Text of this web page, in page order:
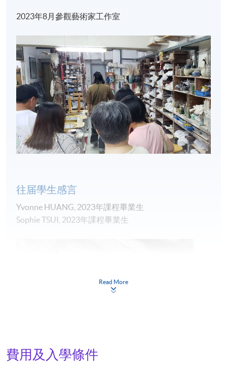
讓她得以游刃有餘地連結國內外藝術機構，推動跨文
實踐，藉此拓闊城市與社區的藝術想像。
預期學習成果
完成課程後，學生應能夠：
一. 識別及辨認當代藝術文化生態及商業環境的概況、
行業中的專業職位崗位與工作範疇;
二. 指出藝文創意工業最基本的營商及專業操守與「行
入門技巧;
四. 闡述藝術買賣及相關咨詢工作的基本要求和優秀表
行業整體概覽和市場結構略述、行業中的專業職位，
特別是文化管理人員的工作範疇、教育傳承的急切
學術商業兼備畫廊、大機構到獨立策展人的歷程、項
2023年8月參觀藝術家工作室
往届學生感言
Yvonne HUANG, 2023年課程畢業生
Sophie TSUI, 2023年課程畢業生
Read More
費用及入學條件